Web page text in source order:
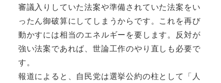
審議入りしていた法案や準備されていた法案をい
ったん御破算にしてしまうからです。これを再び
動かすには相当のエネルギーを要します。反対が
強い法案であれば、世論工作のやり直しも必要で
す。
報道によると、自民党は選挙公約の柱として「人